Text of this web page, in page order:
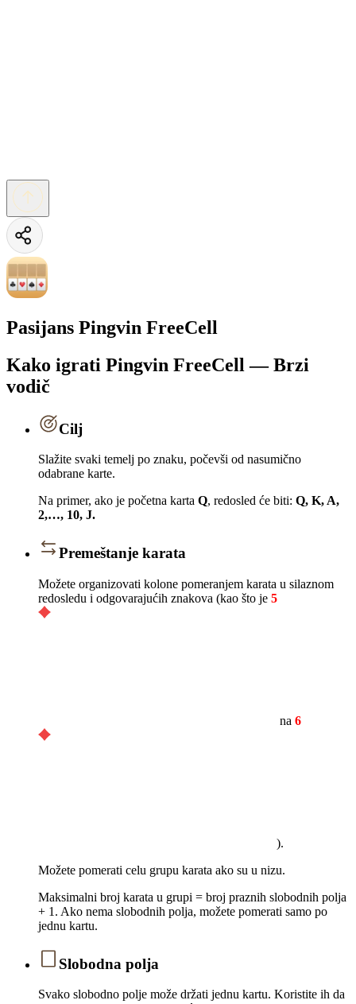
Pasijans Pingvin FreeCell
Kako igrati Pingvin FreeCell — Brzi
vodič
Cilj
Slažite svaki temelj po znaku, počevši od nasumično
odabrane karte.
Na primer, ako je početna karta Q, redosled će biti: Q, K, A,
2,…, 10, J.
Premeštanje karata
Možete organizovati kolone pomeranjem karata u silaznom
redosledu i odgovarajućih znakova (kao što je 5
na 6
).
Možete pomerati celu grupu karata ako su u nizu.
Maksimalni broj karata u grupi = broj praznih slobodnih polja
+ 1. Ako nema slobodnih polja, možete pomerati samo po
jednu kartu.
Slobodna polja
Svako slobodno polje može držati jednu kartu. Koristite ih da